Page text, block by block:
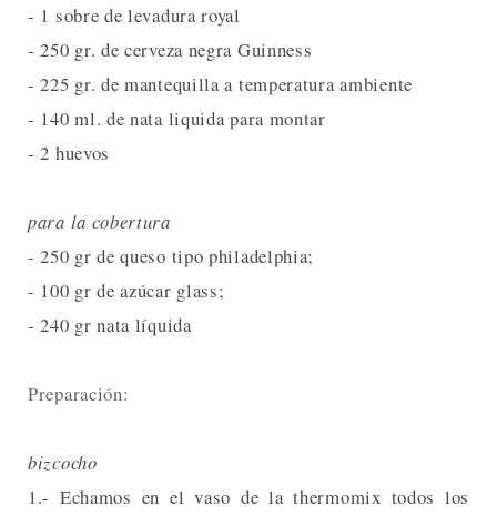
- 1 sobre de levadura royal
- 250 gr. de cerveza negra Guinness
- 225 gr. de mantequilla a temperatura ambiente
- 140 ml. de nata liquida para montar
- 2 huevos
para la cobertura
- 250 gr de queso tipo philadelphia;
- 100 gr de azúcar glass;
- 240 gr nata líquida
Preparación:
bizcocho
1.- Echamos en el vaso de la thermomix todos los